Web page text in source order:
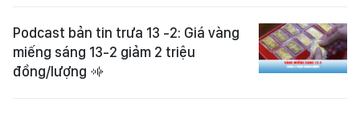
Podcast bản tin trưa 13 -2: Giá vàng
miếng sáng 13-2 giảm 2 triệu
đồng/lượng